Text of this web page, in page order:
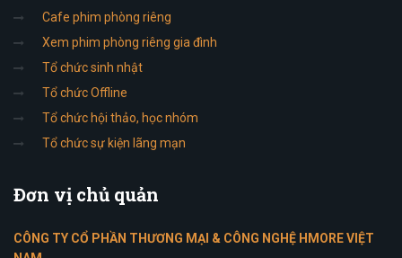
Cafe phim phòng riêng
Xem phim phòng riêng gia đình
Tổ chức sinh nhật
Tổ chức Offline
Tổ chức hội thảo, học nhóm
Tổ chức sự kiện lãng mạn
Đơn vị chủ quản
CÔNG TY CỔ PHẦN THƯƠNG MẠI & CÔNG NGHỆ HMORE VIỆT